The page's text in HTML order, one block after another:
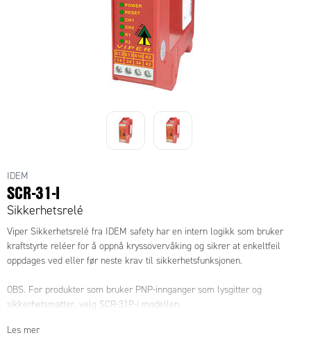
IDEM
SCR-31-I
Sikkerhetsrelé
Viper Sikkerhetsrelé fra IDEM safety har en intern logikk som bruker
kraftstyrte reléer for å oppnå kryssovervåking og sikrer at enkeltfeil
oppdages ved eller før neste krav til sikkerhetsfunksjonen.
OBS. For produkter som bruker PNP-innganger som lysgitter og
sikkerhetsmatter, velg SCR-31P-i modellen.
Les mer